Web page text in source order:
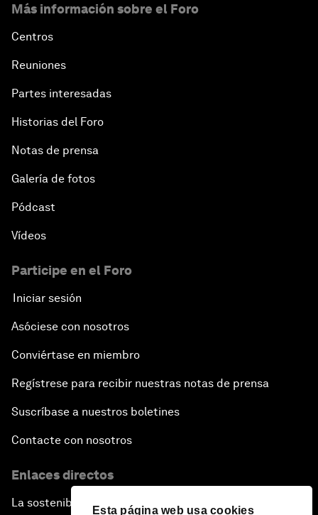
Esta página web usa cookies
Más información sobre el Foro
Centros
Reuniones
Partes interesadas
Historias del Foro
Notas de prensa
Galería de fotos
Pódcast
Vídeos
Participe en el Foro
Iniciar sesión
Asóciese con nosotros
Conviértase en miembro
Regístrese para recibir nuestras notas de prensa
Suscríbase a nuestros boletines
Contacte con nosotros
Enlaces directos
La sostenibilidad en el Foro